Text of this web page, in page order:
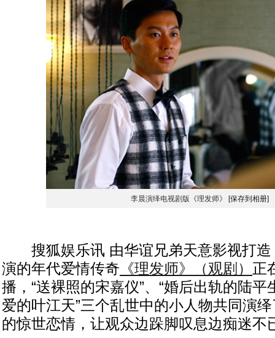
李晨演绎电视剧版《理发师》 [保存到相册]
搜狐娱乐讯 由华谊兄弟天意影视打造
演的年代爱情传奇 《理发师》（观剧） 正
播，“送裸照的宋嘉仪”、“婚后出轨的陆平
爱的叶江天”三个乱世中的小人物共同演
的惊世恋情，让观众边跺脚叹息边痴迷不